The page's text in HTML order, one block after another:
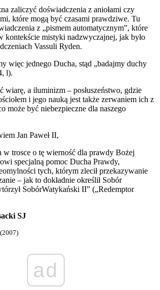
zaliczyć doświadczenia z aniołami czy
które mogą być czasami prawdziwe. Tu
z „pismem automatycznym”, które
kontekście mistyki nadzwyczajnej, jak było
Vassuli Ryden.
więc jednego Ducha, stąd „badajmy duchy
l).
wiarę, a iluminizm – posłuszeństwo, gdzie
i jego nauką jest także zerwaniem ich z
może być niebezpieczne dla naszego
Jan Paweł II,
w trosce o tę wierność dla prawdy Bożej
specjalną pomoc Ducha Prawdy,
tych, którym zlecił przekazywanie
– jak to dokładnie określił Sobór
SobórWatykański II” („Redemptor
SJ
ad